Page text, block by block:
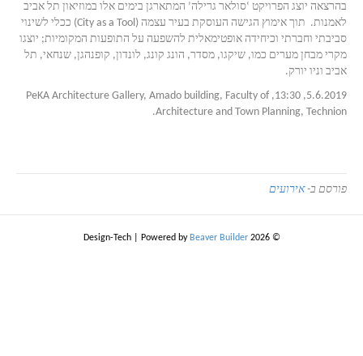
בהרצאה יוצג הפרויקט ‘סולאר גרילה’ המתארגן בימים אלו במוזיאון תל אביב
לאמנות. תוך אימוץ הגישה העוסקת בעיר עצמה (City as a Tool) ככלי לשינוי
סביבתי וחברתי וכיחידה אופטימאלית להשפעה על התופעות המקומיות; יוצגו
מקרי מבחן מערים כמו, שיקגו, מסדר, הונג קונג, לונדון, קופנהגן, שנחאי, תל
אביב וניו יורק.
5.6.2019, 13:30, PeKA Architecture Gallery, Amado building, Faculty of
Architecture and Town Planning, Technion.
פורסם ב-אירועים
© 2026 Design-Tech
Powered by Beaver Builder